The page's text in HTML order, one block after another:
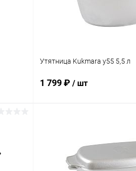
Утятница Kukmara у55 5,5 л
1 799 ₽ / шт
Купить в 1 клик
В избранное